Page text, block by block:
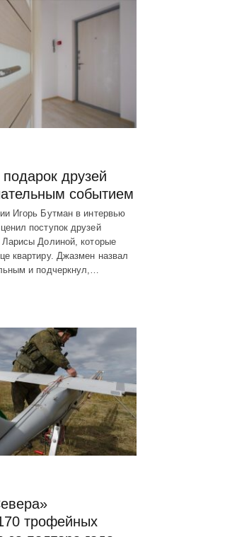
друзей
событием
Игорь Бутман в интервью
поступок друзей
Долиной, которые
квартиру. Джазмен назвал
и подчеркнул,…
трофейных